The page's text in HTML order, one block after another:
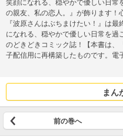
笑顔になれる、穏やかで優しい日
の親友、私の恋人。』が飾ります
『波原さんはぶちまけたい！』は
になれる、穏やかで優しい日常を
のどきどきコミック誌！【本書は、
子配信用に再構築したものです。電
がございます。紙の雑誌について
載されているキャンペーン、商品の
合がございます。】
まん
前の巻へ